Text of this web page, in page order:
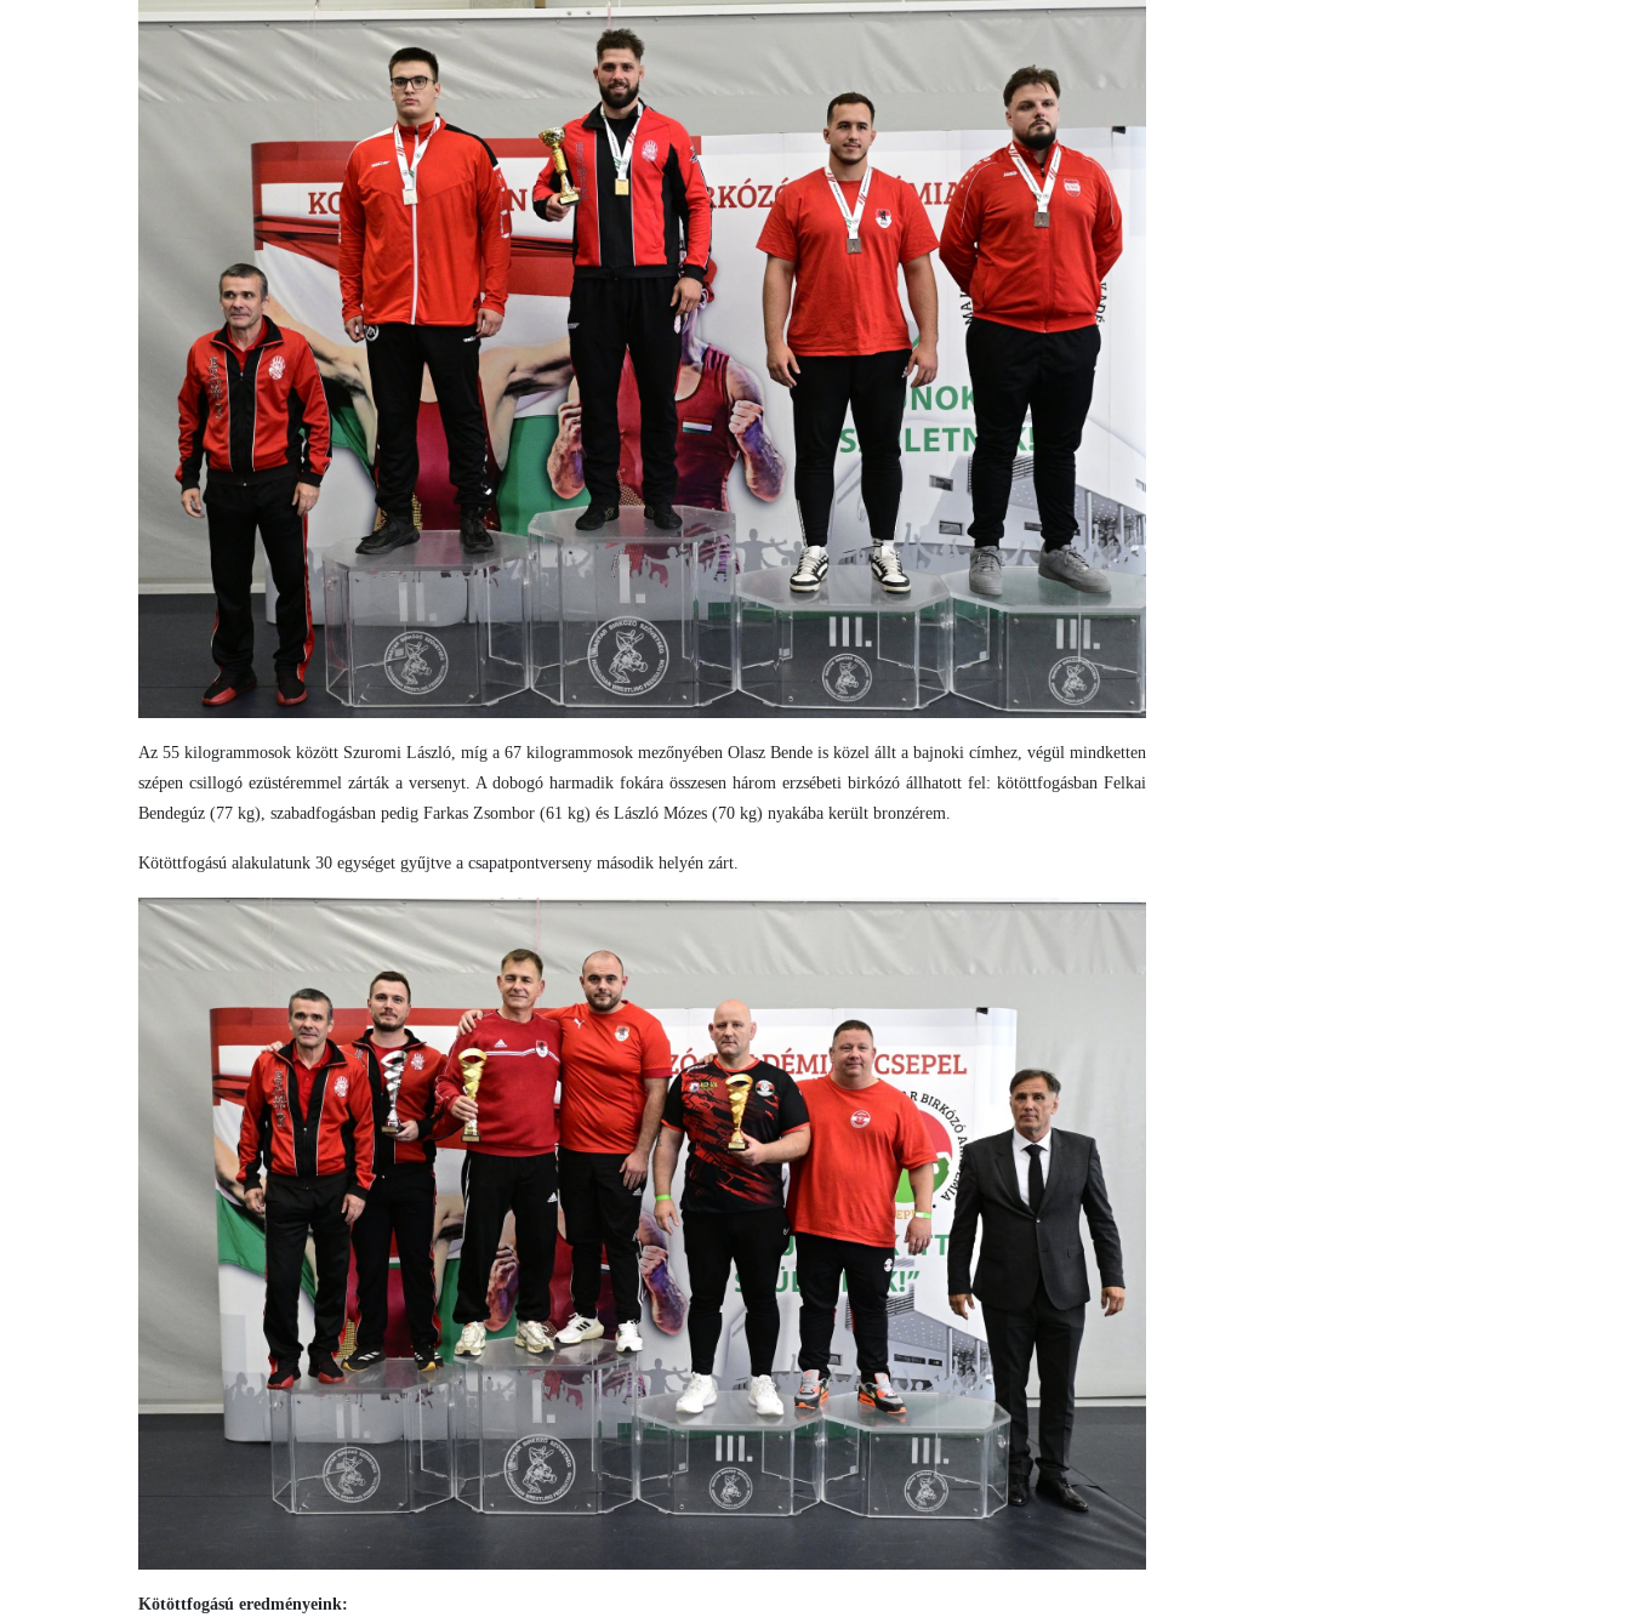
Az 55 kilogrammosok között Szuromi László, míg a 67 kilogrammosok mezőnyében Olasz Bende is közel állt a bajnoki címhez, végül mindketten
szépen csillogó ezüstéremmel zárták a versenyt. A dobogó harmadik fokára összesen három erzsébeti birkózó állhatott fel: kötöttfogásban Felkai
Bendegúz (77 kg), szabadfogásban pedig Farkas Zsombor (61 kg) és László Mózes (70 kg) nyakába került bronzérem.
Kötöttfogású alakulatunk 30 egységet gyűjtve a csapatpontverseny második helyén zárt.
Kötöttfogású eredményeink: